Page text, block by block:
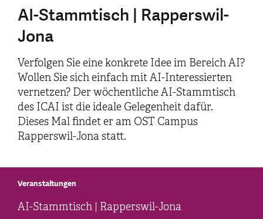
AI-Stammtisch | Rapperswil-
Jona
Verfolgen Sie eine konkrete Idee im Bereich AI?
Wollen Sie sich einfach mit AI-Interessierten
vernetzen? Der wöchentliche AI-Stammtisch
des ICAI ist die ideale Gelegenheit dafür.
Dieses Mal findet er am OST Campus
Rapperswil-Jona statt.
Veranstaltungen
AI-Stammtisch | Rapperswil-Jona